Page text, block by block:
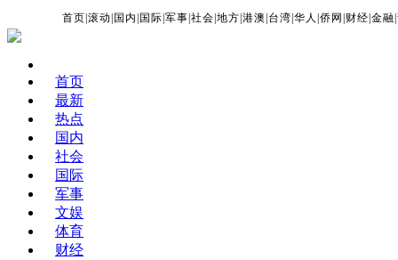
首页 |滚动 国内 国际 |军事 |社会 |地方 |港澳 台湾 |华人 |侨网 财经 |金融 |
首页
最新
热点
国内
社会
国际
军事
文娱
体育
财经